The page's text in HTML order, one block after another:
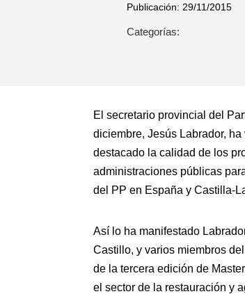
Publicación: 29/11/2015
Categorías:
El secretario provincial del
diciembre, Jesús Labrador,
destacado la calidad de los
administraciones públicas
del PP en España y Castilla-
Así lo ha manifestado
Castillo, y varios miembros
de la tercera edición de
el sector de la restauración y